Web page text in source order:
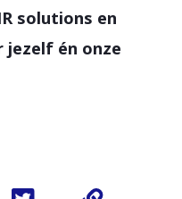
solutions en
jezelf én onze